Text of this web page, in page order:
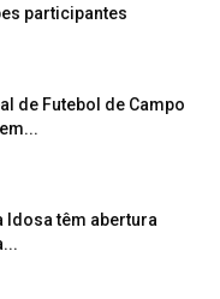
participantes
de Futebol de Campo
Idosa têm abertura